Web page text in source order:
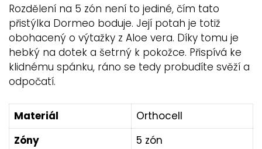
Rozdělení na 5 zón není to jediné, čím tato
přistýlka Dormeo boduje. Její potah je totiž
obohacený o výtažky z Aloe vera. Díky tomu je
hebký na dotek a šetrný k pokožce. Přispívá ke
klidnému spánku, ráno se tedy probudíte svěží a
odpočatí.
Materiál
Orthocell
Zóny
5 zón